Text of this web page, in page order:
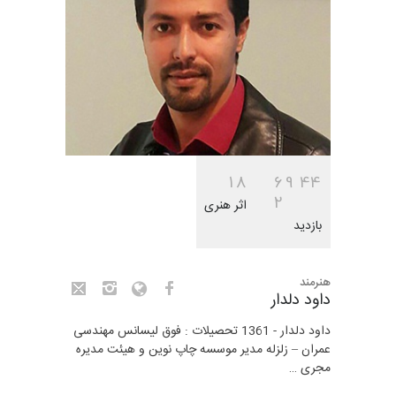
69 44
2
بازدید
18
اثر هنری
هنرمند
داود دلدار
داود دلدار - 1361 تحصیلات : فوق لیسانس مهندسی
عمران – زلزله مدیر موسسه چاپ نوین و هیئت مدیره
مجری …